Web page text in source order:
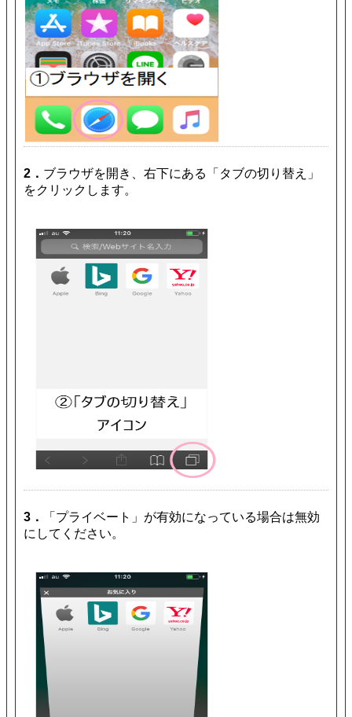
2． ブラウザを開き、右下にある「タブの切り替え」
をクリックします。
3．
「プライベート」が有効になっている場合は無効
にしてください。